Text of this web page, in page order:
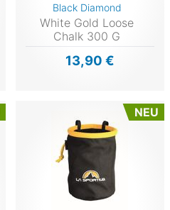
Black Diamond
White Gold Loose
Chalk 300 G
13,90 €
NEU